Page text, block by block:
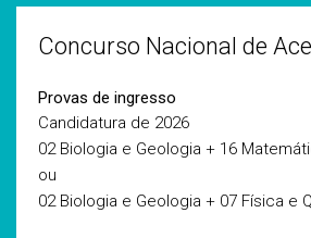
Concurso Nacional de
Provas de ingresso
Candidatura de 2026
02 Biologia e Geologia + 16
ou
02 Biologia e Geologia + 07 Física e